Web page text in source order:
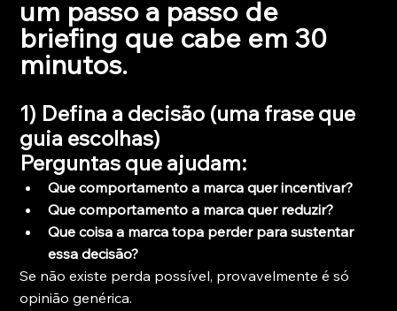
um passo a passo de
briefing que cabe em 30
minutos.
1) Defina a decisão (uma frase que
guia escolhas)
Perguntas que ajudam:
Que comportamento a marca quer incentivar?
Que comportamento a marca quer reduzir?
Que coisa a marca topa perder para sustentar
essa decisão?
Se não existe perda possível, provavelmente é só
opinião genérica.